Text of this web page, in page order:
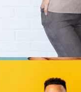
Copyright © 2010-